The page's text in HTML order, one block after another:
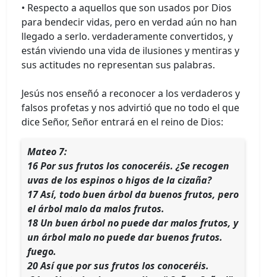
• Respecto a aquellos que son usados por Dios
para bendecir vidas, pero en verdad aún no han
llegado a serlo. verdaderamente convertidos, y
están viviendo una vida de ilusiones y mentiras y
sus actitudes no representan sus palabras.
Jesús nos enseñó a reconocer a los verdaderos y
falsos profetas y nos advirtió que no todo el que
dice Señor, Señor entrará en el reino de Dios:
Mateo 7:
16 Por sus frutos los conoceréis. ¿Se recogen
uvas de los espinos o higos de la cizaña?
17 Así, todo buen árbol da buenos frutos, pero
el árbol malo da malos frutos.
18 Un buen árbol no puede dar malos frutos, y
un árbol malo no puede dar buenos frutos.
fuego.
20 Así que por sus frutos los conoceréis.